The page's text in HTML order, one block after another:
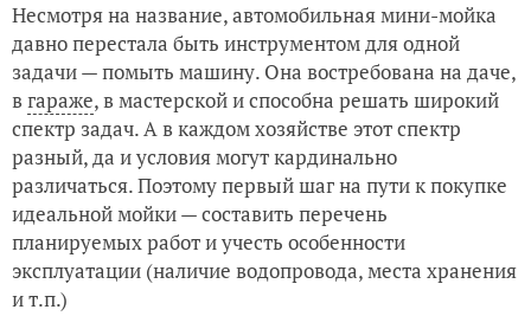
Несмотря на название, автомобильная мини-мойка
давно перестала быть инструментом для одной
задачи — помыть машину. Она востребована на даче,
вгараже, в мастерской и способна решать широкий
спектр задач. А в каждом хозяйстве этот спектр
разный, да и условия могут кардинально
различаться. Поэтому первый шаг на пути к покупке
идеальной мойки — составить перечень
планируемых работ и учесть особенности
эксплуатации (наличие водопровода, места хранения
и т.п.)